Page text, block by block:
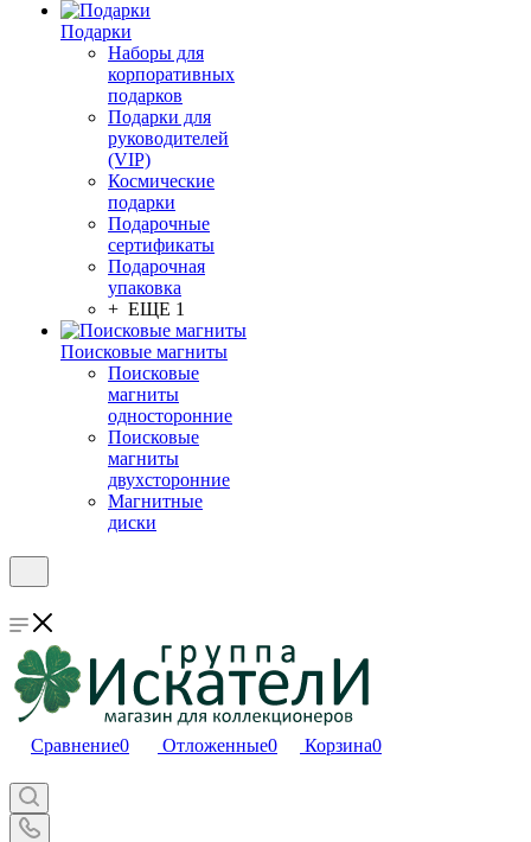
Подарки
Наборы для
корпоративных
подарков
Подарки для
руководителей
(VIP)
Космические
подарки
Подарочные
сертификаты
Подарочная
упаковка
+ ЕЩЕ 1
Поисковые магниты
Поисковые
магниты
односторонние
Поисковые
магниты
двухсторонние
Магнитные
диски
Сравнение0 Отложенные0 Корзина0